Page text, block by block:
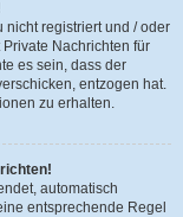
nicht registriert und / oder
Nachrichten für
es sein, dass der
entzogen hat.
zu erhalten.
automatisch
entsprechende Regel